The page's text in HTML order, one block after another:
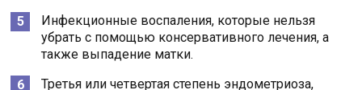
Инфекционные воспаления, которые нельзя
убрать с помощью консервативного лечения, а
также выпадение матки.
Третья или четвертая степень эндометриоза,